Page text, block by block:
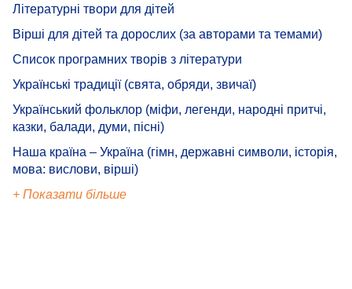
Літературні твори для дітей
Вірші для дітей та дорослих (за авторами та темами)
Список програмних творів з літератури
Українські традиції (свята, обряди, звичаї)
Український фольклор (міфи, легенди, народні притчі,
казки, балади, думи, пісні)
Наша країна – Україна (гімн, державні символи, історія,
мова: вислови, вірші)
+ Показати більше